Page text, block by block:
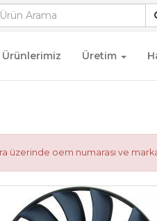
Ürünlerimiz Üretim
üzerinde oem numarası ve